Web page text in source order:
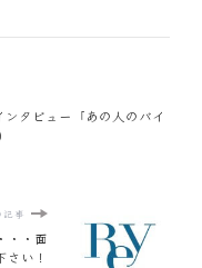
ンタビュー「あの人のバイ
記事
・・面
さい！